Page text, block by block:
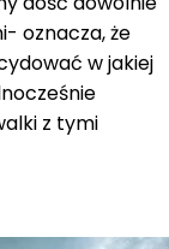
oznacza, że
w jakiej
z tymi